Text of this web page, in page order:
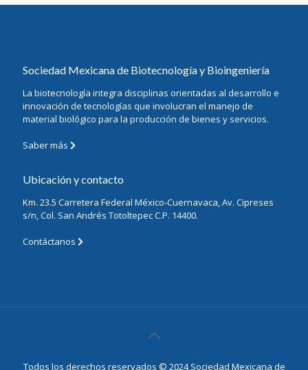
Sociedad Mexicana de Biotecnología y Bioingeniería
La biotecnología integra disciplinas orientadas al desarrollo e
innovación de tecnologías que involucran el manejo de
material biológico para la producción de bienes y servicios.
Saber más
Ubicación y contacto
Km. 23.5 Carretera Federal México-Cuernavaca, Av. Cipreses
s/n, Col. San Andrés Totoltepec C.P. 14400.
Contáctanos
Todos los derechos reservados © 2024 Sociedad Mexicana de